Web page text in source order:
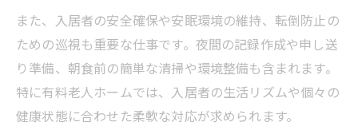
また、入居者の安全確保や安眠環境の維持、転倒防止の
ための巡視も重要な仕事です。夜間の記録作成や申し送
り準備、朝食前の簡単な清掃や環境整備も含まれます。
特に有料老人ホームでは、入居者の生活リズムや個々の
健康状態に合わせた柔軟な対応が求められます。